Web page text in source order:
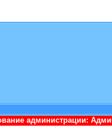
Администрация